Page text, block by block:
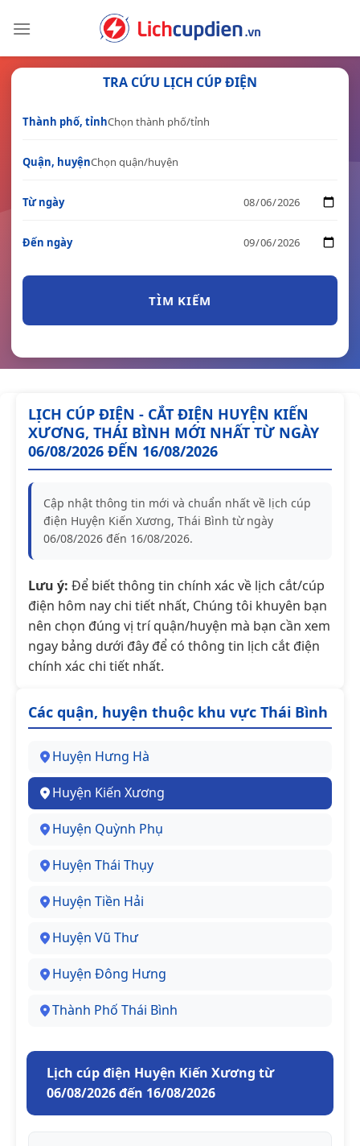
TRA CỨU LỊCH CÚP ĐIỆN
Thành phố, tỉnh
Quận, huyện
Từ ngày
Đến ngày
TÌM KIẾM
LỊCH CÚP ĐIỆN - CẮT ĐIỆN HUYỆN KIẾN
XƯƠNG, THÁI BÌNH MỚI NHẤT TỪ NGÀY
06/08/2026 ĐẾN 16/08/2026
Cập nhật thông tin mới và chuẩn nhất về lịch cúp
điện Huyện Kiến Xương, Thái Bình từ ngày
06/08/2026 đến 16/08/2026.
Lưu ý: Để biết thông tin chính xác về lịch cắt/cúp
điện hôm nay chi tiết nhất, Chúng tôi khuyên bạn
nên chọn đúng vị trí quận/huyện mà bạn cần xem
ngay bảng dưới đây để có thông tin lịch cắt điện
chính xác chi tiết nhất.
Các quận, huyện thuộc khu vực Thái Bình
Huyện Hưng Hà
Huyện Kiến Xương
Huyện Quỳnh Phụ
Huyện Thái Thụy
Huyện Tiền Hải
Huyện Vũ Thư
Huyện Đông Hưng
Thành Phố Thái Bình
Lịch cúp điện Huyện Kiến Xương từ
06/08/2026 đến 16/08/2026